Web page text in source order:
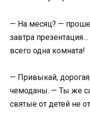
— На месяц? —
завтра
всего одна комната!
— Привыкай,
чемоданы. — Ты же
святые от детей не